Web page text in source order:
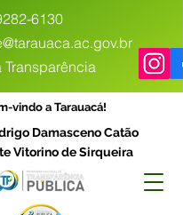
6130
Transparência
vindo a Tarauacá!
Damasceno Catão
Vitorino de Sirqueira